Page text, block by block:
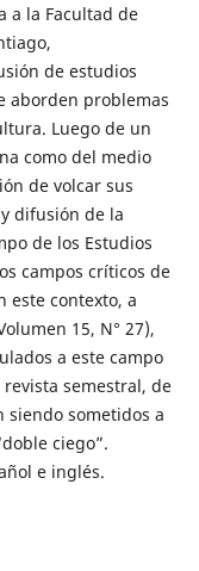
a la Facultad de
de estudios
aborden problemas
Luego de un
como del medio
de volcar sus
difusión de la
de los Estudios
campos críticos de
este contexto, a
15, N° 27),
a este campo
semestral, de
siendo sometidos a
ciego”.
e inglés.